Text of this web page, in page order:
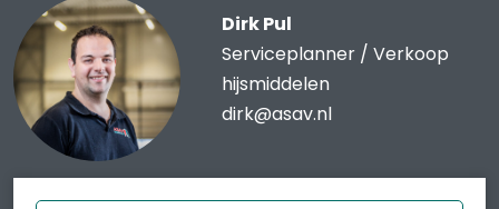
Dirk Pul
Serviceplanner / Verkoop
hijsmiddelen
dirk@asav.nl